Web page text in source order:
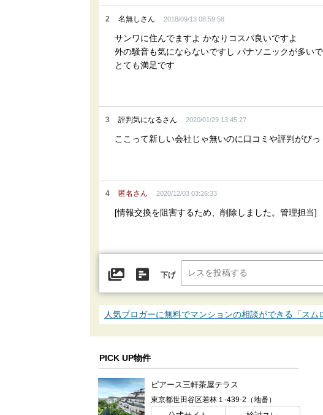
2 名無しさん 2018/09/13 08:59:58
サンワに住んでますよ かなりコスパ良いですよ
外の騒音も気にならないですし パナソニックが多いで
とても満足です
3 評判気になるさん 2020/01/29 13:45:27
ここって新しい会社じゃ無いのに口コミや評判がび
4 匿名さん 2020/12/03 03:26:33
[情報交換を阻害するため、削除しました。管理担当]
下げ
人気ブロガーに無料でマンションの相談ができる「スム
PICK UP物件
ピアース三軒茶屋テラス
東京都世田谷区若林１-439-2（地番）